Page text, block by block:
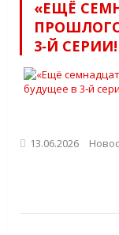
«ЕЩЁ
3‑Й СЕРИИ!
13.06.2026